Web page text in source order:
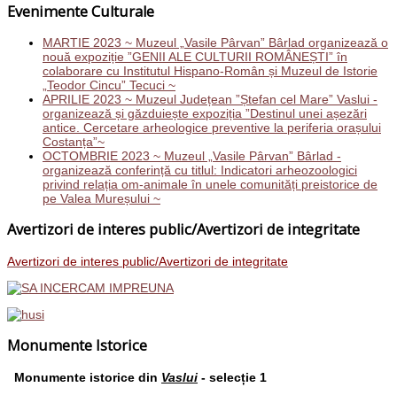
Evenimente Culturale
MARTIE 2023 ~ Muzeul „Vasile Pârvan” Bârlad organizează o
nouă expoziție ”GENII ALE CULTURII ROMÂNEȘTI” în
colaborare cu Institutul Hispano-Român și Muzeul de Istorie
„Teodor Cincu” Tecuci ~
APRILIE 2023 ~ Muzeul Județean ”Ștefan cel Mare” Vaslui -
organizează și găzduiește expoziția ”Destinul unei așezări
antice. Cercetare arheologice preventive la periferia orașului
Costanța”~
OCTOMBRIE 2023 ~ Muzeul „Vasile Pârvan” Bârlad -
organizează conferință cu titlul: Indicatori arheozoologici
privind relația om-animale în unele comunități preistorice de
pe Valea Mureșului ~
Avertizori de interes public/Avertizori de integritate
Avertizori de interes public/Avertizori de integritate
Monumente Istorice
Monumente istorice din Vaslui - selecție 1